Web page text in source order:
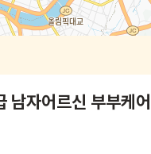
자어르신 부부케